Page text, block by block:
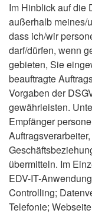
Im Hinblick auf die
außerhalb meines/
dass ich/wir
darf/dürfen, wenn
gebieten, Sie
beauftragte
Vorgaben der
gewährleisten.
Empfänger
übermitteln. Im
EDV-IT-
Controlling;
Telefonie;